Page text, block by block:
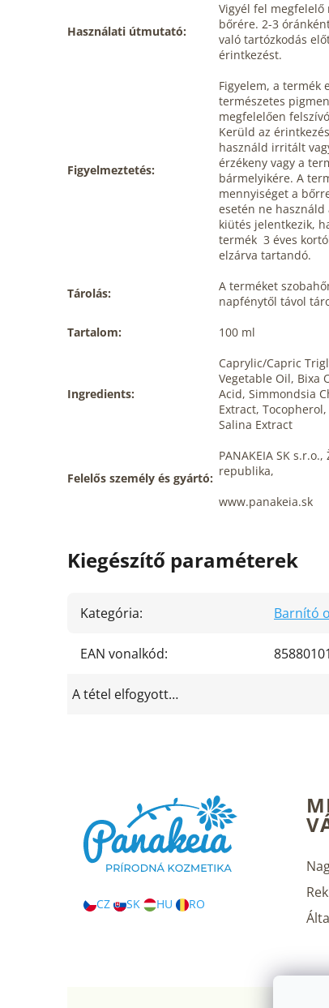
Használati útmutató:
Vigyél fel
bőrére. 2-3
való tartózkodás
érintkezést.
Figyelmeztetés:
Figyelem, a termék
természetes
megfelelően
Kerüld az
használd irritált
érzékeny vagy a
bármelyikére. A
mennyiséget a
esetén ne
kiütés jelentkezik,
termék 3 éves
elzárva tartandó.
Tárolás:
A terméket
napfénytől távol
Tartalom:
100 ml
Ingredients:
Caprylic/Capric
Vegetable Oil, Bixa
Acid, Simmondsia
Extract,
Salina Extract
Felelős személy és gyártó:
PANAKEIA SK
republika,
www.panakeia.sk
Kiegészítő paraméterek
Kategória: Barnító
EAN vonalkód:
A tétel elfogyott…
CZ SK HU RO